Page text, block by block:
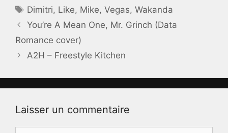
Étiquettes
Dimitri, Like, Mike,Vegas,Wakanda
You’re A Mean One, Mr. Grinch (Data
Romance cover)
A2H – Freestyle Kitchen
Laisser un commentaire